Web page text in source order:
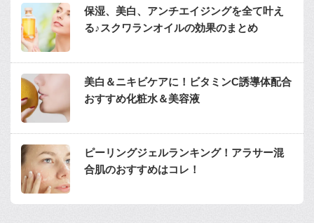
保湿、美白、アンチエイジングを全て叶え
る♪スクワランオイルの効果のまとめ
美白＆ニキビケアに！ビタミンC誘導体配合
おすすめ化粧水＆美容液
ピーリングジェルランキング！アラサー混
合肌のおすすめはコレ！